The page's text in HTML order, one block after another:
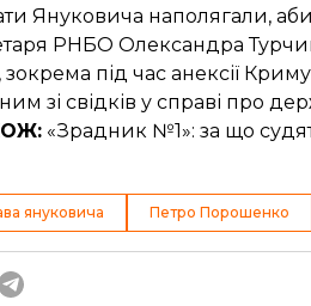
Януковича наполягали, аби
РНБО Олександра
під час анексії
зі свідків у справі про
«Зрадник №1»: за що
януковича Петро Порошенко